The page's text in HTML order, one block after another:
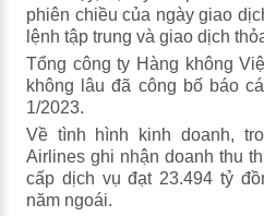
phiên chiều của ngày giao
lệnh tập trung và giao dịch
Tổng công ty Hàng không
không lâu đã công bố báo
1/2023.
Về tình hình kinh doanh,
Airlines ghi nhận doanh thu
cấp dịch vụ đạt 23.494 tỷ
năm ngoái.